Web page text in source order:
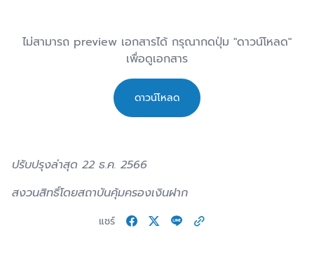
ไม่สามารถ preview เอกสารได้ กรุณากดปุ่ม "ดาวน์โหลด"
เพื่อดูเอกสาร
ดาวน์โหลด
ปรับปรุงล่าสุด 22 ธ.ค. 2566
สงวนสิทธิ์โดยสถาบันคุ้มครองเงินฝาก
แชร์